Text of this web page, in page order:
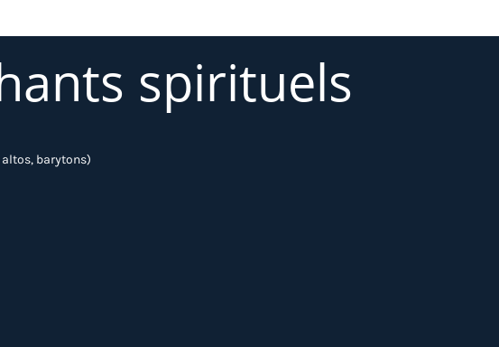
spirituels
barytons)